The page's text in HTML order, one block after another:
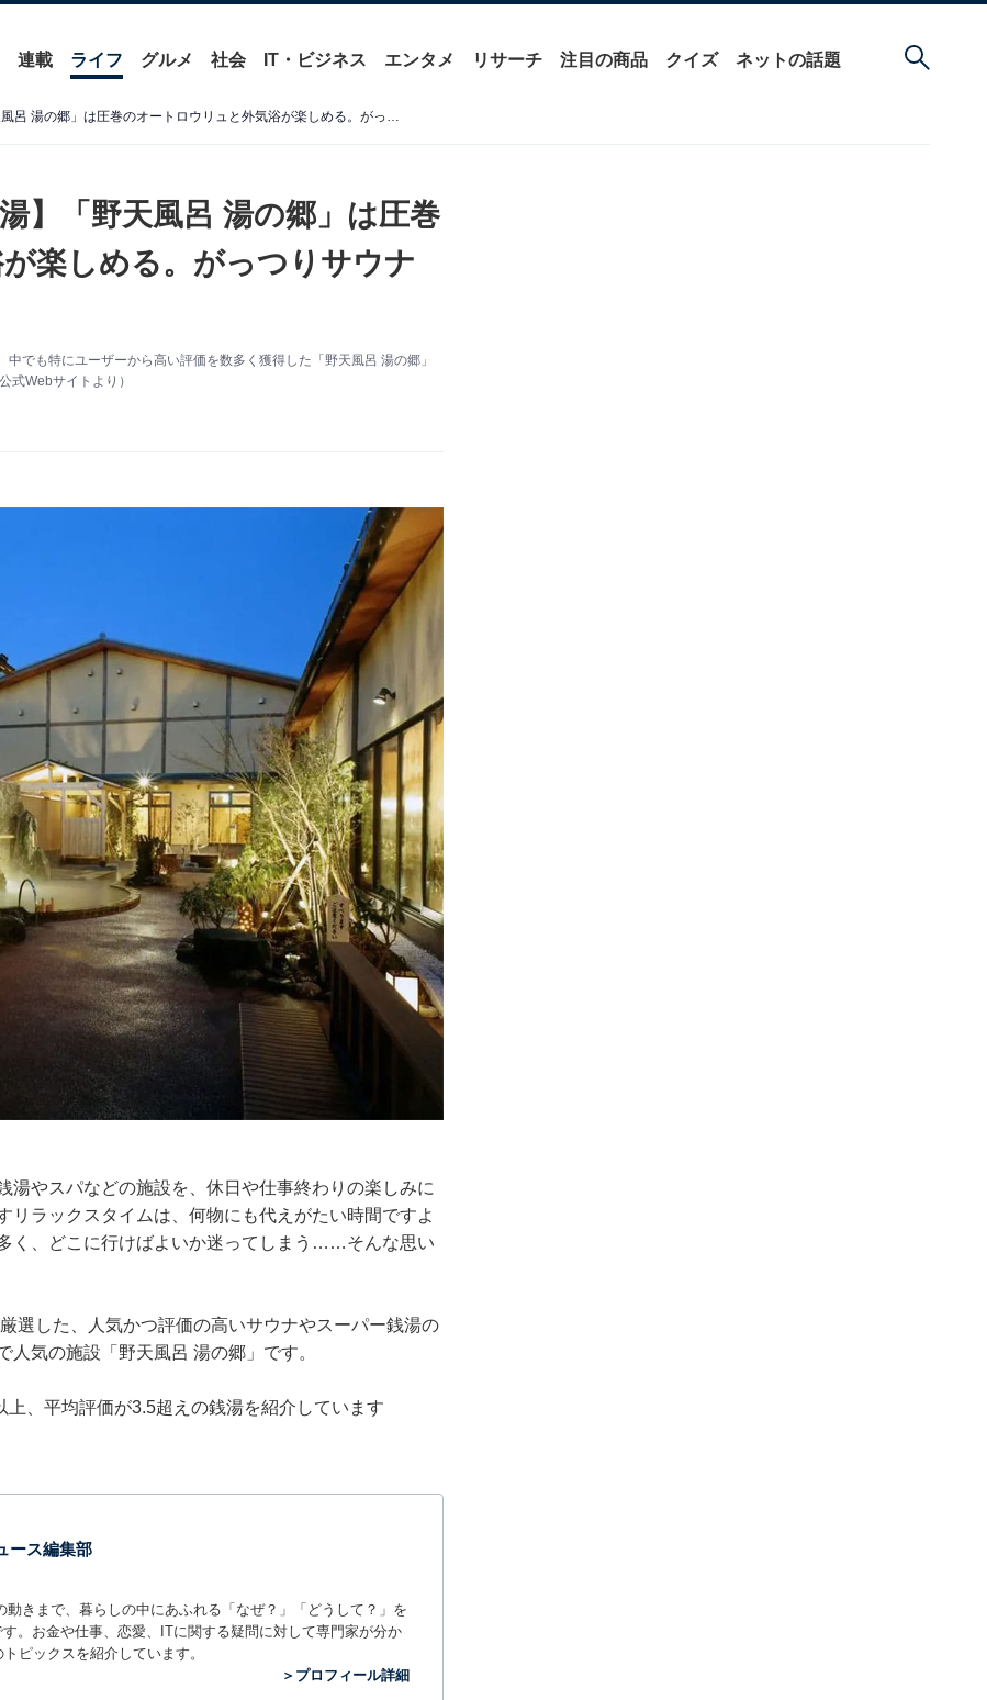
連載 ライフ グルメ 社会 IT・ビジネス エンタメ リサーチ 注目の商品 クイズ ネットの話題
【千葉県の人気スーパー銭湯】「野天風呂 湯の郷」は圧巻のオートロウリュと外気浴が楽しめる。がっつりサウナ飯も【2026年2月調査】
】「野天風呂 湯の郷」は圧巻
楽しめる。がっつりサウナ
でも特にユーザーから高い評価を数多く獲得した「野天風呂 湯の郷」
式Webサイトより）
やスパなどの施設を、休日や仕事終わりの楽しみに
リラックスタイムは、何物にも代えがたい時間ですよ
く、どこに行けばよいか迷ってしまう……そんな思い
選した、人気かつ評価の高いサウナやスーパー銭湯の
気の施設「野天風呂 湯の郷」です。
、平均評価が3.5超えの銭湯を紹介しています
ース編集部
動きまで、暮らしの中にあふれる「なぜ？」「どうして？」を
。お金や仕事、恋愛、ITに関する疑問に対して専門家が分か
ピックスを紹介しています。
＞プロフィール詳細